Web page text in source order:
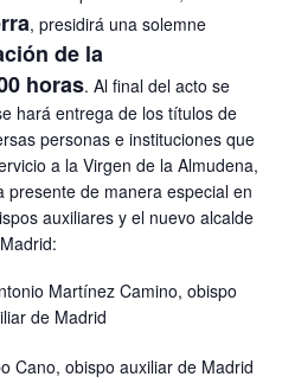
, presidirá una solemne
de la
horas. Al final del acto se
hará entrega de los títulos de
personas e instituciones que
a la Virgen de la Almudena,
presente de manera especial en
auxiliares y el nuevo alcalde
Martínez Camino, obispo
de Madrid
Cano, obispo auxiliar de Madrid